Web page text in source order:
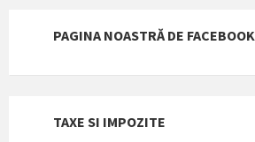
PAGINA NOASTRĂ DE FACEBOOK
TAXE SI IMPOZITE